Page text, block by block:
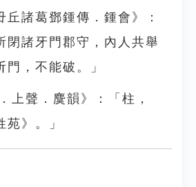
丘諸葛鄧鍾傳．鍾會》：
閉諸牙門郡守，內人共舉
，不能破。」
上聲．麌韻》：「柱，
》。」